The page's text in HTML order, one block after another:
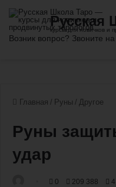
Главная / Руны / Другое
Руны
удар
0 209 388